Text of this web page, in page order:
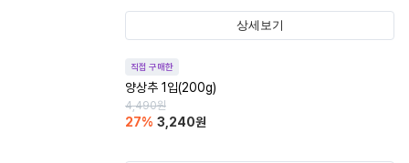
상세보기
직접 구매한
양상추 1입(200g)
4,490원
27% 3,240원